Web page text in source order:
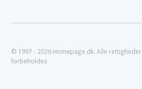
© 1997 - 2026 Homepage.dk. Alle rettigheder
forbeholdes